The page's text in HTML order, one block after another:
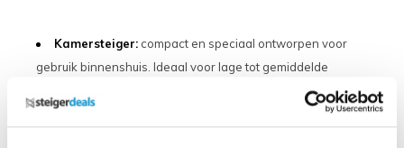
Kamersteiger: compact en speciaal ontworpen voor
gebruik binnenshuis. Ideaal voor lage tot gemiddelde
werkhoogtes, zoals schilderen, stucen of klein onderhoud aan
plafonds en muren. Door zijn lichte gewicht en smalle opbouw